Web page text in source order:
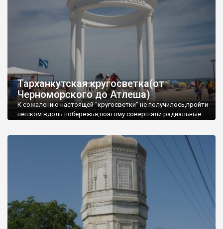
Тарханкутская кругосветка(от
Черноморского до Атлеша)
К сожалению настоящей "кругосветки" не получилось,пройти
пешком вдоль побережья,поэтому совершали радиальные